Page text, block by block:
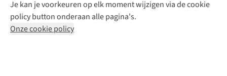
Je kan je voorkeuren op elk moment wijzigen via de cookie
policy button onderaan alle pagina's.
Onze cookie policy
Disclaimer Privacy Policy
Algemene voorwaarden
Cookie Policy